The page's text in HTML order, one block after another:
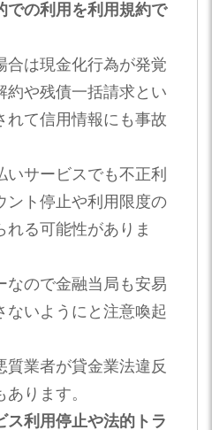
での利用を利用規約で
合は現金化行為が発覚
約や残債一括請求とい
れて信用情報にも事故
いサービスでも不正利
ント停止や利用限度の
る可能性がありま
なので金融当局も安易
ないようにと注意喚起
質業者が貸金業法違反
ります​。
ス利用停止や法的トラ